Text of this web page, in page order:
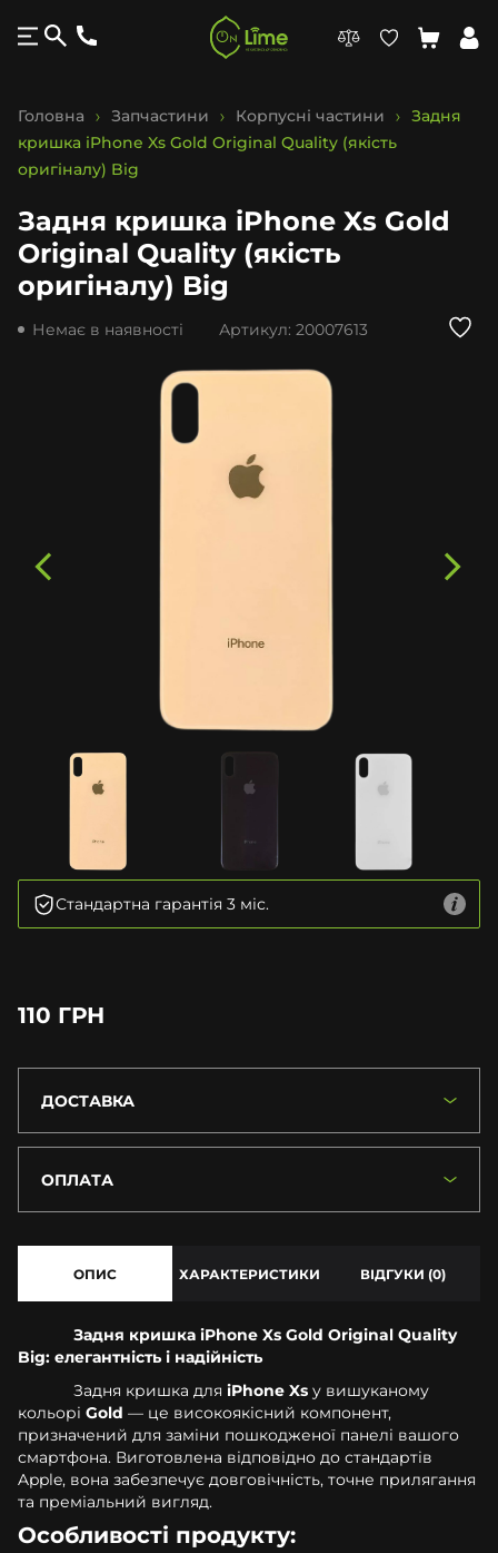
Головна Запчастини Корпусні частини
Задня
кришка iPhone Xs Gold Original Quality (якість
оригіналу) Big
Задня кришка iPhone Xs Gold
Original Quality (якість
оригіналу) Big
Немає в наявності Артикул: 20007613
Стандартна гарантія 3 міс.
110 ГРН
ДОСТАВКА
ОПЛАТА
ОПИС ХАРАКТЕРИСТИКИ ВІДГУКИ (0)
Задня кришка iPhone Xs Gold Original Quality
Big: елегантність і надійність
Задня кришка для iPhone Xs у вишуканому
кольорі Gold — це високоякісний компонент,
призначений для заміни пошкодженої панелі вашого
смартфона. Виготовлена відповідно до стандартів
Apple, вона забезпечує довговічність, точне прилягання
та преміальний вигляд.
Особливості продукту: